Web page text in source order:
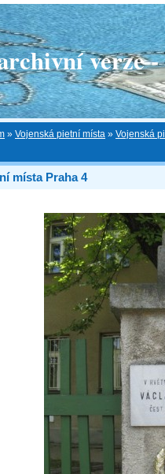
verze -
» Vojenská pietní místa » Vojenská
místa Praha 4